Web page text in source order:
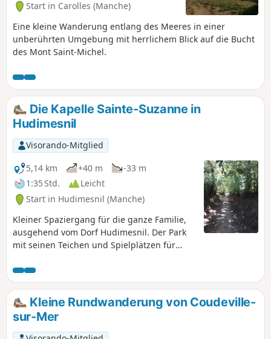
Start in Carolles (Manche)
Eine kleine Wanderung entlang des Meeres in einer
unberührten Umgebung mit herrlichem Blick auf die Bucht
des Mont Saint-Michel.
Die Kapelle Sainte-Suzanne in
Hudimesnil
Visorando-Mitglied
5,14 km
+40 m
-33 m
1:35 Std.
Leicht
Start in Hudimesnil (Manche)
Kleiner Spaziergang für die ganze Familie,
ausgehend vom Dorf Hudimesnil. Der Park
mit seinen Teichen und Spielplätzen für
Kleine Rundwanderung von Coudeville-
sur-Mer